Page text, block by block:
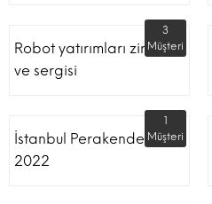
Robot yatırımları zirvesi
ve sergisi
3
Müşteri
İstanbul Perakende Fuarı
2022
1
Müşteri